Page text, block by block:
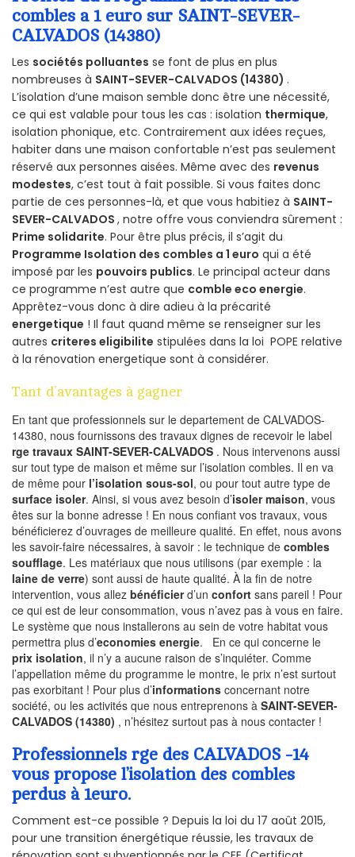
combles a 1 euro sur SAINT-SEVER-
CALVADOS (14380)
Les sociétés polluantes se font de plus en plus
nombreuses à SAINT-SEVER-CALVADOS (14380) .
L’isolation d’une maison semble donc être une nécessité,
ce qui est valable pour tous les cas : isolation thermique,
isolation phonique, etc. Contrairement aux idées reçues,
habiter dans une maison confortable n’est pas seulement
réservé aux personnes aisées. Même avec des revenus
modestes, c’est tout à fait possible. Si vous faites donc
partie de ces personnes-là, et que vous habitiez à SAINT-
SEVER-CALVADOS , notre offre vous conviendra sûrement :
Prime solidarite. Pour être plus précis, il s’agit du
Programme Isolation des combles a 1 euro qui a été
imposé par les pouvoirs publics. Le principal acteur dans
ce programme n’est autre que comble eco energie.
Apprêtez-vous donc à dire adieu à la précarité
energetique ! Il faut quand même se renseigner sur les
autres criteres eligibilite stipulées dans la loi POPE relative
à la rénovation energetique sont à considérer.
Tant d’avantages à gagner
En tant que professionnels sur le departement de CALVADOS-
14380, nous fournissons des travaux dignes de recevoir le label
rge travaux SAINT-SEVER-CALVADOS . Nous intervenons aussi
sur tout type de maison et même sur l’isolation combles. Il en va
de même pour l’isolation sous-sol, ou pour tout autre type de
surface isoler. Ainsi, si vous avez besoin d’isoler maison, vous
êtes sur la bonne adresse ! En nous confiant vos travaux, vous
bénéficierez d’ouvrages de meilleure qualité. En effet, nous avons
les savoir-faire nécessaires, à savoir : le technique de combles
soufflage. Les matériaux que nous utilisons (par exemple : la
laine de verre) sont aussi de haute qualité. À la fin de notre
intervention, vous allez bénéficierd’un confort sans pareil ! Pour
ce qui est de leur consommation, vous n’avez pas à vous en faire.
Le système que nous installerons au sein de votre habitat vous
permettra plus d’economies energie. En ce qui concerne le
prix isolation, il n’y a aucune raison de s’inquiéter. Comme
l’appellation même du programme le montre, le prix n’est surtout
pas exorbitant ! Pour plus d’informations concernant notre
société, ou les activités que nous entreprenons à SAINT-SEVER-
CALVADOS (14380) , n’hésitez surtout pas à nous contacter !
Professionnels rge des CALVADOS -14
vous propose l’isolation des combles
perdus à 1euro.
Comment est-ce possible ? Depuis la loi du 17 août 2015,
pour une transition énergétique réussie, les travaux de